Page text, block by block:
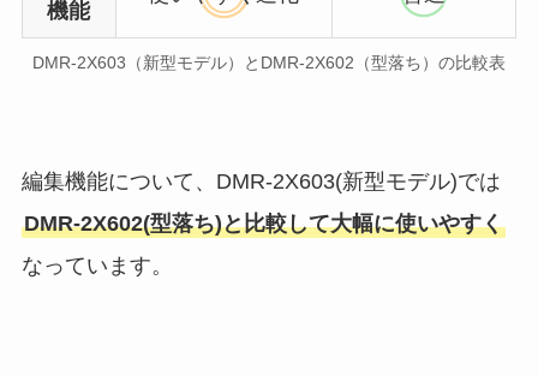
機能
DMR-2X603（新型モデル）とDMR-2X602（型落ち）の比較表
編集機能について、DMR-2X603(新型モデル)では
DMR-2X602(型落ち)と比較して大幅に使いやすく
なっています。